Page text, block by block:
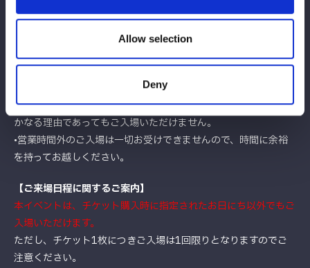
Allow selection
Deny
•平日（4/27・4/28を除く）16:30～20:00
■ 注意事項
•日によって営業時間が異なります。ご来場の際は、あらかじめご
•最終入場は閉館10分前までとなります。それ以降の到着は、い
かなる理由であってもご入場いただけません。
•営業時間外のご入場は一切お受けできませんので、時間に余裕
を持ってお越しください。
【ご来場日程に関するご案内】
本イベントは、チケット購入時に指定されたお日にち以外でもご
入場いただけます。
ただし、チケット1枚につきご入場は1回限りとなりますのでご
注意ください。